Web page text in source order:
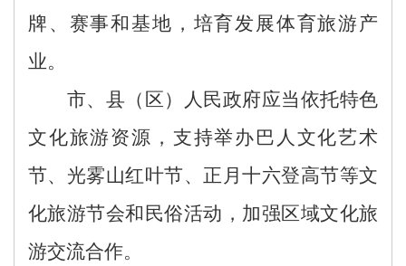
牌、赛事和基地，培育发展体育旅游产
业。
市、县（区）人民政府应当依托特色
文化旅游资源，支持举办巴人文化艺术
节、 光雾山红叶节、 正月十六登高节等文
化旅游节会和民俗活动，加强区域文化旅
游交流合作。